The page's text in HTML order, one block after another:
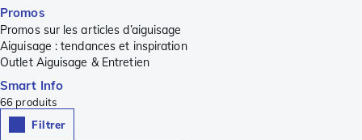
Promos
Promos sur les articles d’aiguisage
Aiguisage : tendances et inspiration
Outlet Aiguisage & Entretien
Smart Info
66 produits
Filtrer